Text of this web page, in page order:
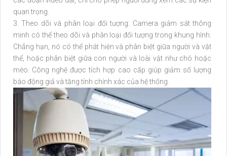
quan trọng.
3. Theo dõi và phân loại đối tượng: Camera giám sát thông
minh có thể theo dõi và phân loại đối tượng trong khung hình.
Chẳng hạn, nó có thể phát hiện và phân biệt giữa người và vật
thể, hoặc phân biệt giữa con người và loài vật như chó hoặc
mèo. Công nghệ được tích hợp cao cấp giúp giảm số lượng
báo động giả và tăng tính chính xác của hệ thống.